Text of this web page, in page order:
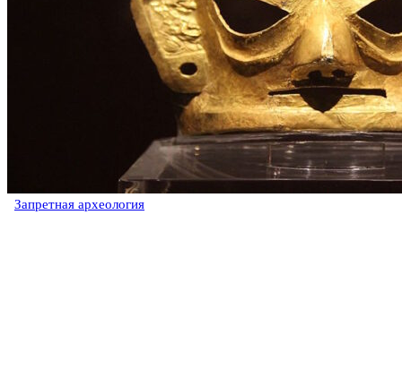
Запретная археология